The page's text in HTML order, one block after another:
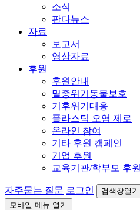
소식
판다뉴스
자료
보고서
영상자료
후원
후원안내
멸종위기동물보호
기후위기대응
플라스틱 오염 제로
온라인 참여
기타 후원 캠페인
기업 후원
교육기관/학부모 후원
자주묻는 질문 로그인 검색창열기
모바일 메뉴 열기